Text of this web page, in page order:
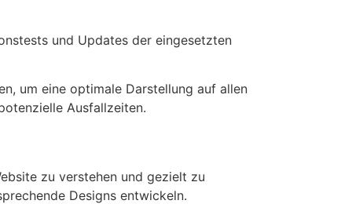
und Updates der eingesetzten
um eine optimale Darstellung auf allen
Ausfallzeiten.
zu verstehen und gezielt zu
Designs entwickeln.